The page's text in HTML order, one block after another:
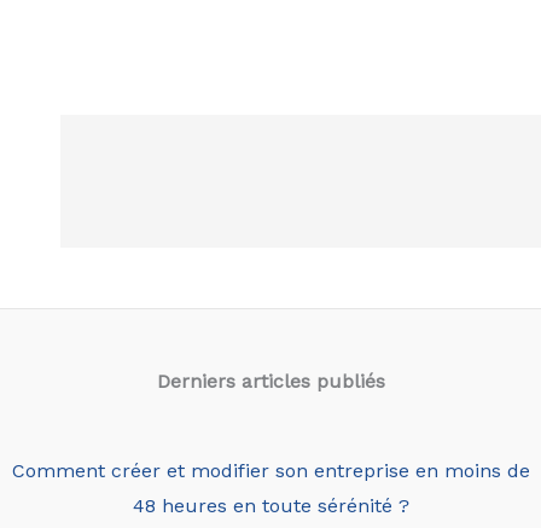
Derniers articles publiés
Comment créer et modifier son entreprise en moins de
48 heures en toute sérénité ?